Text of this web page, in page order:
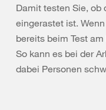
Damit testen Sie, ob
eingerastet ist.
bereits beim Test
So kann es bei der
dabei Personen